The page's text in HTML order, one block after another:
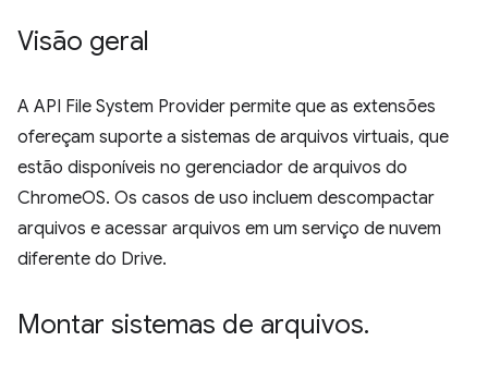
Visão geral
A API File System Provider permite que as extensões
ofereçam suporte a sistemas de arquivos virtuais, que
estão disponíveis no gerenciador de arquivos do
ChromeOS. Os casos de uso incluem descompactar
arquivos e acessar arquivos em um serviço de nuvem
diferente do Drive.
Montar sistemas de arquivos.